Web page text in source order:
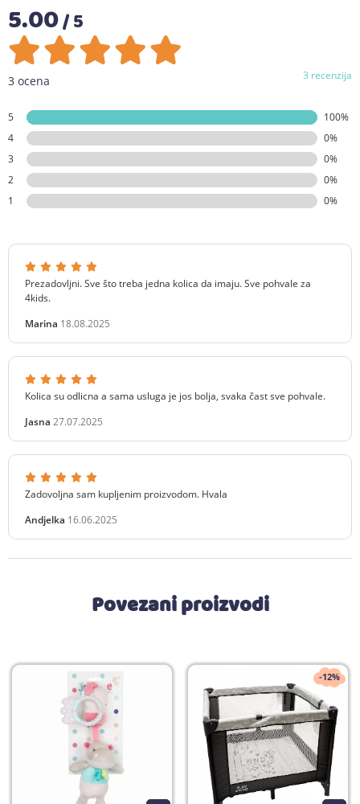
5.00/ 5
3 ocena 3 recenzija
5
100%
4
0%
3
0%
2
0%
1
0%
Prezadovljni. Sve što treba jedna kolica da imaju. Sve pohvale za
4kids.
Marina 18.08.2025
Kolica su odlicna a sama usluga je jos bolja, svaka čast sve pohvale.
Jasna 27.07.2025
Zadovoljna sam kupljenim proizvodom. Hvala
Andjelka 16.06.2025
Povezani proizvodi
-12%